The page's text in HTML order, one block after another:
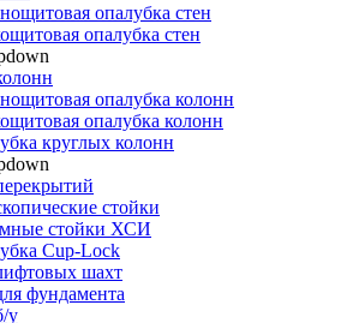
опалубка стен
опалубка стен
опалубка колонн
опалубка колонн
круглых колонн
стойки
стойки ХСИ
Cup-Lock
шахт
фундамента
у